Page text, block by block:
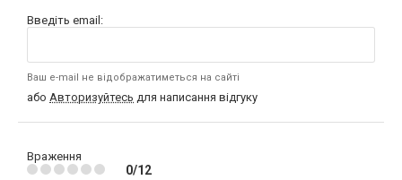
Введіть email:
Ваш e-mail не відображатиметься на сайті
або Авторизуйтесь для написання відгуку
Враження
0/12